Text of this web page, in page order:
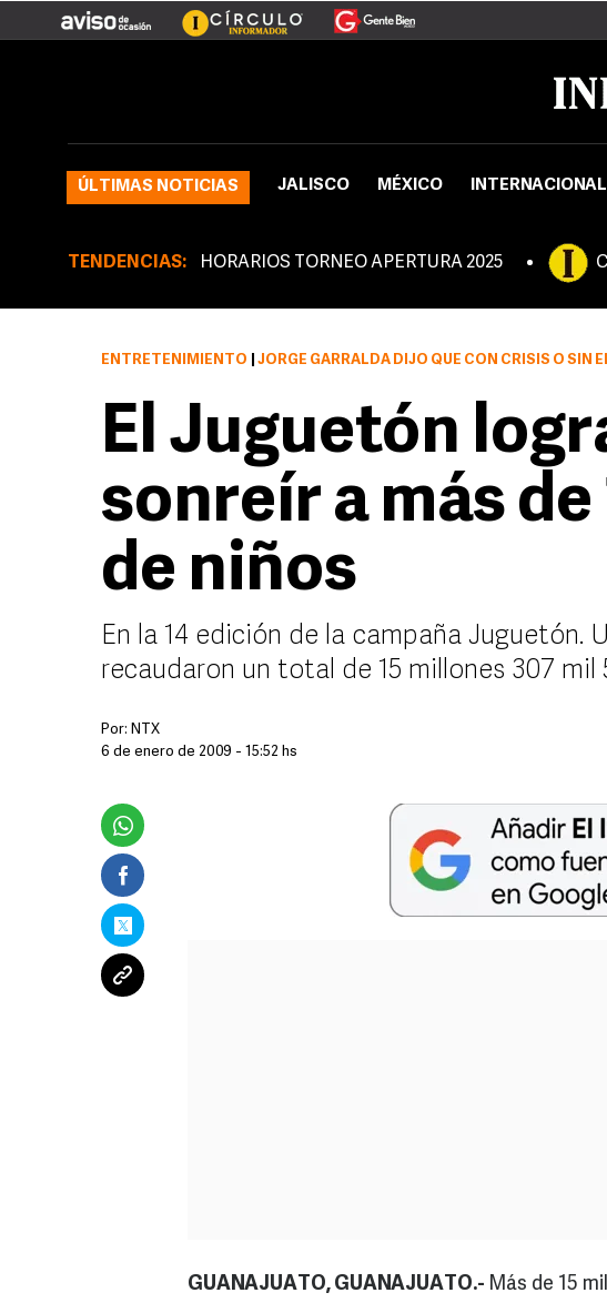
ÚLTIMAS NOTICIAS JALISCO MÉXICO INTERNACIONAL
TENDENCIAS: HORARIOS TORNEO APERTURA 2025
ENTRETENIMIENTO JORGE GARRALDA DIJO QUE CON CRISIS O SIN
El Juguetón
sonreír a más
de niños
En la 14 edición de la campaña Juguetón.
recaudaron un total de 15 millones 307 mil
Por: NTX
6 de enero de 2009 - 15:52 hs
GUANAJUATO, GUANAJUATO.- Más de 15